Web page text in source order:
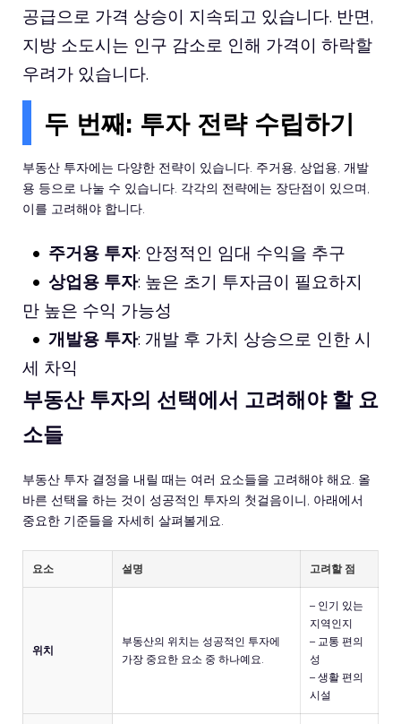
공급으로 가격 상승이 지속되고 있습니다. 반면,
지방 소도시는 인구 감소로 인해 가격이 하락할
우려가 있습니다.
두 번째: 투자 전략 수립하기
부동산 투자에는 다양한 전략이 있습니다. 주거용, 상업용, 개발
용 등으로 나눌 수 있습니다. 각각의 전략에는 장단점이 있으며,
이를 고려해야 합니다.
주거용 투자: 안정적인 임대 수익을 추구
상업용 투자: 높은 초기 투자금이 필요하지
만 높은 수익 가능성
개발용 투자: 개발 후 가치 상승으로 인한 시
세 차익
부동산 투자의 선택에서 고려해야 할 요
소들
부동산 투자 결정을 내릴 때는 여러 요소들을 고려해야 해요. 올
바른 선택을 하는 것이 성공적인 투자의 첫걸음이니, 아래에서
중요한 기준들을 자세히 살펴볼게요.
요소 설명 고려할 점
위치
부동산의 위치는 성공적인 투자에
가장 중요한 요소 중 하나예요.
– 인기 있는
지역인지
– 교통 편의
성
– 생활 편의
시설